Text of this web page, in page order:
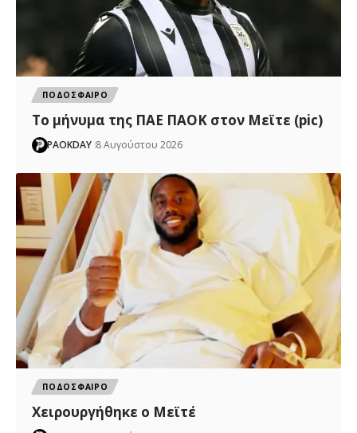
ΠΟΔΟΣΦΑΙΡΟ
Το μήνυμα της ΠΑΕ ΠΑΟΚ στον Μεϊτε (pic)
PAOKDAY 8 Αυγούστου 2026
ΠΟΔΟΣΦΑΙΡΟ
Χειρουργήθηκε ο Μεϊτέ